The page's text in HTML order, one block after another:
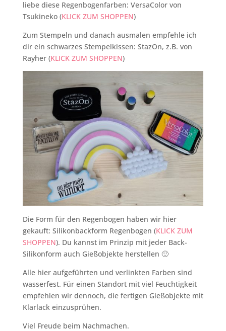
liebe diese Regenbogenfarben: VersaColor von
Tsukineko (KLICK ZUM SHOPPEN)
Zum Stempeln und danach ausmalen empfehle ich
dir ein schwarzes Stempelkissen: StazOn, z.B. von
Rayher (KLICK ZUM SHOPPEN)
Die Form für den Regenbogen haben wir hier
gekauft: Silikonbackform Regenbogen (KLICK ZUM
SHOPPEN). Du kannst im Prinzip mit jeder Back-
Silikonform auch Gießobjekte herstellen 🙂
Alle hier aufgeführten und verlinkten Farben sind
wasserfest. Für einen Standort mit viel Feuchtigkeit
empfehlen wir dennoch, die fertigen Gießobjekte mit
Klarlack einzusprühen.
Viel Freude beim Nachmachen.